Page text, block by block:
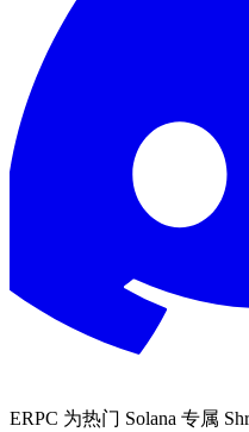
ERPC 为热门 Solana 专属